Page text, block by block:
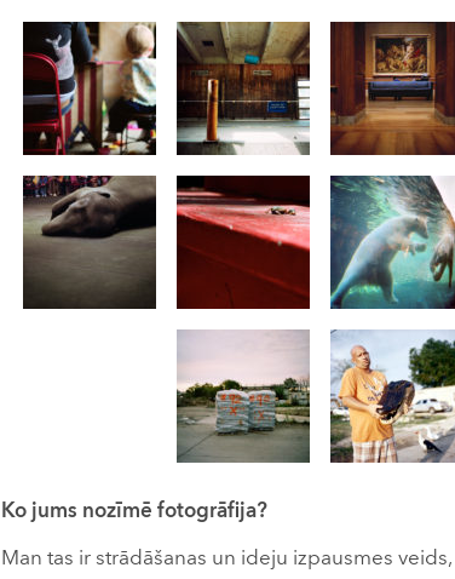
Ko jums nozīmē fotogrāfija?
Man tas ir strādāšanas un ideju izpausmes